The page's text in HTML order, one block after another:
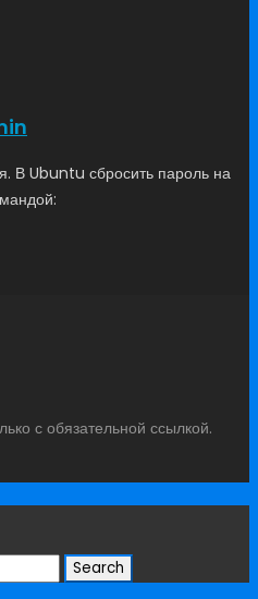
В Ubuntu сбросить пароль на
с обязательной ссылкой.